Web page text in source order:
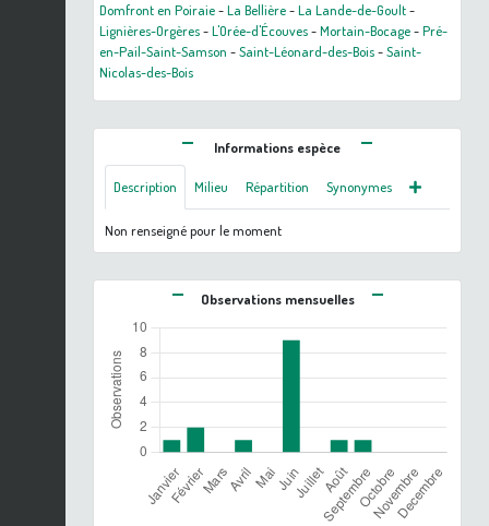
Domfront en Poiraie-La Bellière-La Lande-de-Goult-
Lignières-Orgères-L'Orée-d'Écouves-Mortain-Bocage-Pré-
en-Pail-Saint-Samson -Saint-Léonard-des-Bois-Saint-
Nicolas-des-Bois
Informations espèce
Description Milieu Répartition Synonymes
Non renseigné pour le moment
Observations mensuelles